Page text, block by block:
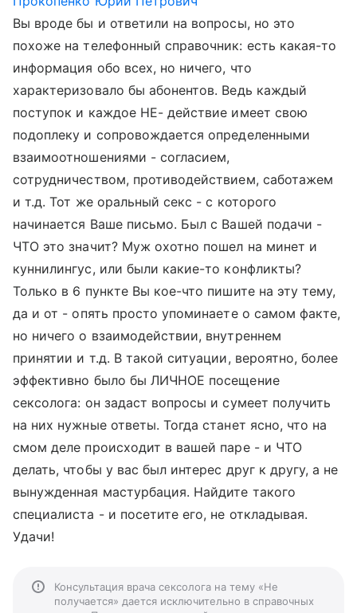
Вы вроде бы и ответили на вопросы, но это
похоже на телефонный справочник: есть какая-то
информация обо всех, но ничего, что
характеризовало бы абонентов. Ведь каждый
поступок и каждое НЕ- действие имеет свою
подоплеку и сопровождается определенными
взаимоотношениями - согласием,
сотрудничеством, противодействием, саботажем
и т.д. Тот же оральный секс - с которого
начинается Ваше письмо. Был с Вашей подачи -
ЧТО это значит? Муж охотно пошел на минет и
куннилингус, или были какие-то конфликты?
Только в 6 пункте Вы кое-что пишите на эту тему,
да и от - опять просто упоминаете о самом факте,
но ничего о взаимодействии, внутреннем
принятии и т.д. В такой ситуации, вероятно, более
эффективно было бы ЛИЧНОЕ посещение
сексолога: он задаст вопросы и сумеет получить
на них нужные ответы. Тогда станет ясно, что на
смом деле происходит в вашей паре - и ЧТО
делать, чтобы у вас был интерес друг к другу, а не
вынужденная мастурбация. Найдите такого
специалиста - и посетите его, не откладывая.
Удачи!
Консультация врача сексолога на тему «Не
получается» дается исключительно в справочных